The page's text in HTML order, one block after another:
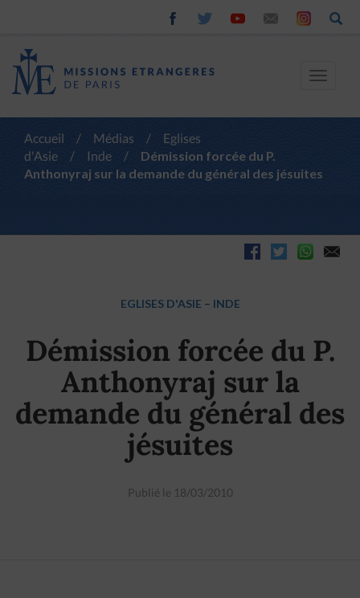
Toggle
Accueil / Médias /
Eglises
d'Asie
/ Inde /
Démission forcée du P.
Anthonyraj sur la demande du général des jésuites
EGLISES D'ASIE – INDE
Démission forcée du P.
Anthonyraj sur la
demande du général des
jésuites
Publié le 18/03/2010